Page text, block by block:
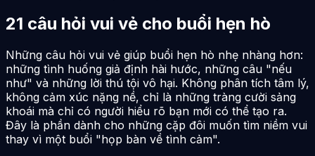
21 câu hỏi vui vẻ cho buổi hẹn hò
Những câu hỏi vui vẻ giúp buổi hẹn hò nhẹ nhàng hơn:
những tình huống giả định hài hước, những câu "nếu
như" và những lời thú tội vô hại. Không phân tích tâm lý,
không cảm xúc nặng nề, chỉ là những tràng cười sảng
khoái mà chỉ có người hiểu rõ bạn mới có thể tạo ra.
Đây là phần dành cho những cặp đôi muốn tìm niềm vui
thay vì một buổi "họp bàn về tình cảm".